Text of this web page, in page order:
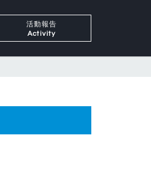
活動報告
Activity